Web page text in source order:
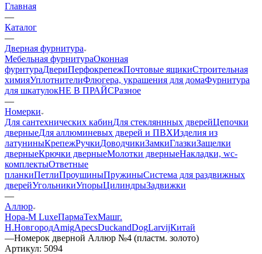
Главная
—
Каталог
—
Дверная фурнитура
Мебельная фурнитураОконная
фурнтураДвериПерфокрепежПочтовые ящикиСтроительная
химияУплотнителиФлюгера, украшения для домаФурнитура
для шкатулокНЕ В ПРАЙСРазное
—
Номерки
Для сантехнических кабинДля стекляннных дверейЦепочки
дверныеДля аллюминевых дверей и ПВХИзделия из
латуниныКрепежРучкиДоводчикиЗамкиГлазкиЗащелки
дверныеКрючки дверныеМолотки дверныеНакладки, wc-
комплектыОтветные
планкиПетлиПроушиныПружиныСистема для раздвижных
дверейУгольникиУпорыЦилиндрыЗадвижки
—
Аллюр
Нора-М LuxeПармаТехМашг.
Н.НовгородAmigApecsDuckandDogLarvijКитай
—Номерок дверной Аллюр №4 (пластм. золото)
Артикул: 5094